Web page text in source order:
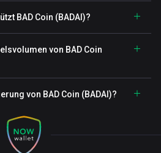
BAD Coin (BADAI)?
von BAD Coin
von BAD Coin (BADAI)?